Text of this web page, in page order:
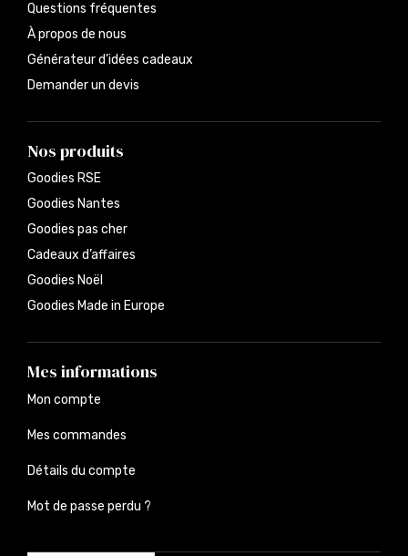
Questions fréquentes
À propos de nous
Générateur d’idées cadeaux
Demander un devis
Nos produits
Goodies RSE
Goodies Nantes
Goodies pas cher
Cadeaux d’affaires
Goodies Noël
Goodies Made in Europe
Mes informations
Mon compte
Mes commandes
Détails du compte
Mot de passe perdu ?